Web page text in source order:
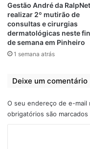
View
Gestão André da
realizar 2º mutirão de
consultas e cirurgias
dermatológicas neste
de semana em Pinheiro
1 semana atrás
Deixe um comentário
O seu endereço de e-mail
obrigatórios são marcados